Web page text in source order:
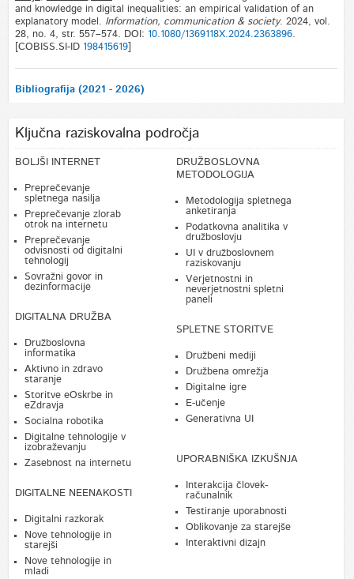
and knowledge in digital inequalities: an empirical validation of an
explanatory model. Information, communication & society. 2024, vol.
28, no. 4, str. 557–574. DOI: 10.1080/1369118X.2024.2363896.
[COBISS.SI-ID 198415619]
Bibliografija (2021 - 2026)
Ključna raziskovalna področja
BOLJŠI INTERNET
Preprečevanje
spletnega nasilja
Preprečevanje zlorab
otrok na internetu
Preprečevanje
odvisnosti od digitalni
tehnologij
Sovražni govor in
dezinformacije
DIGITALNA DRUŽBA
Družboslovna
informatika
Aktivno in zdravo
staranje
Storitve eOskrbe in
eZdravja
Socialna robotika
Digitalne tehnologije v
izobraževanju
Zasebnost na internetu
DIGITALNE NEENAKOSTI
Digitalni razkorak
Nove tehnologije in
starejši
Nove tehnologije in
mladi
DRUŽBOSLOVNA
METODOLOGIJA
Metodologija spletnega
anketiranja
Podatkovna analitika v
družboslovju
UI v družboslovnem
raziskovanju
Verjetnostni in
neverjetnostni spletni
paneli
SPLETNE STORITVE
Družbeni mediji
Družbena omrežja
Digitalne igre
E-učenje
Generativna UI
UPORABNIŠKA IZKUŠNJA
Interakcija človek-
računalnik
Testiranje uporabnosti
Oblikovanje za starejše
Interaktivni dizajn